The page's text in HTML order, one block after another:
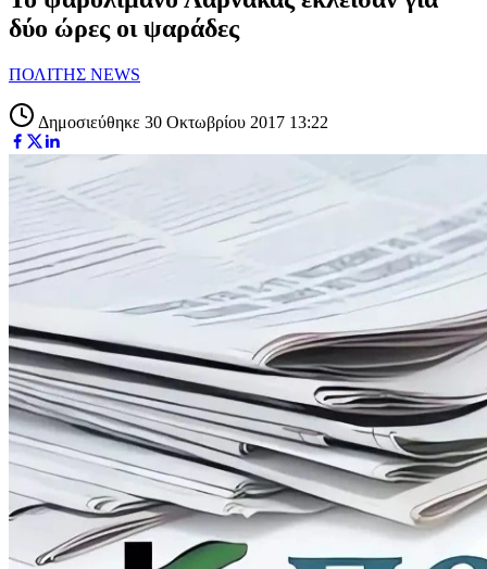
δύο ώρες οι ψαράδες
ΠΟΛΙΤΗΣ NEWS
Δημοσιεύθηκε 30 Οκτωβρίου 2017 13:22